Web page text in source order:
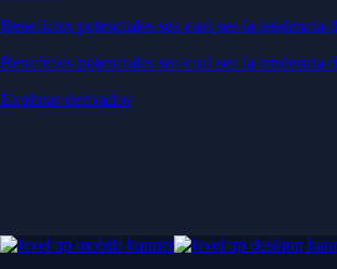
Beneficios potenciales sea cual sea la tendencia
Beneficios potenciales sea cual sea la tendencia
Explorar derivados